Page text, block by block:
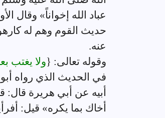
عباد الله إخواناً»
حديث القوم وهم له
عنه.
وقوله تعالى: {ولا يغتب
في الحديث الذي رواه
أبيه عن أبي هريرة قال:
أخاك بما يكره» قيل: